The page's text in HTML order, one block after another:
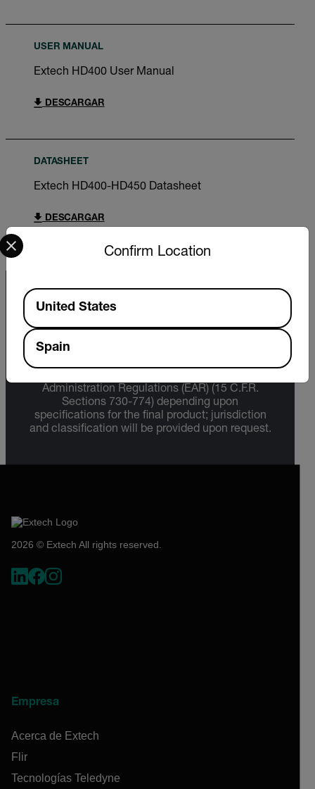
USER MANUAL
Extech HD400 User Manual
DESCARGAR
DATASHEET
Extech HD400-HD450 Datasheet
DESCARGAR
Export Restrictions
to products that may be subject to the
Administration Regulations (EAR) (15 C.F.R.
Sections 730-774) depending upon
specifications for the final product; jurisdiction
and classification will be provided upon request.
2026 © Extech All rights reserved.
Empresa
Acerca de Extech
Flir
Tecnologías Teledyne
Confirm Location
Select your preferred country and language from the
Available Locations
United States
Spain